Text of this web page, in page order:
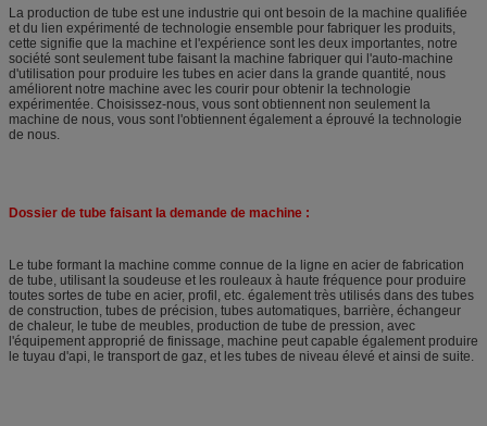
La production de tube est une industrie qui ont besoin de la machine qualifiée
et du lien expérimenté de technologie ensemble pour fabriquer les produits,
cette signifie que la machine et l'expérience sont les deux importantes, notre
société sont seulement tube faisant la machine fabriquer qui l'auto-machine
d'utilisation pour produire les tubes en acier dans la grande quantité, nous
améliorent notre machine avec les courir pour obtenir la technologie
expérimentée. Choisissez-nous, vous sont obtiennent non seulement la
machine de nous, vous sont l'obtiennent également a éprouvé la technologie
de nous.
Dossier de tube faisant la demande de machine :
Le tube formant la machine comme connue de la ligne en acier de fabrication
de tube, utilisant la soudeuse et les rouleaux à haute fréquence pour produire
toutes sortes de tube en acier, profil, etc. également très utilisés dans des tubes
de construction, tubes de précision, tubes automatiques, barrière, échangeur
de chaleur, le tube de meubles, production de tube de pression, avec
l'équipement approprié de finissage, machine peut capable également produire
le tuyau d'api, le transport de gaz, et les tubes de niveau élevé et ainsi de suite.